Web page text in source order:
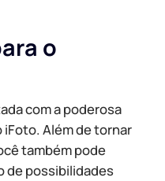
o
com a poderosa
Além de tornar
também pode
de possibilidades